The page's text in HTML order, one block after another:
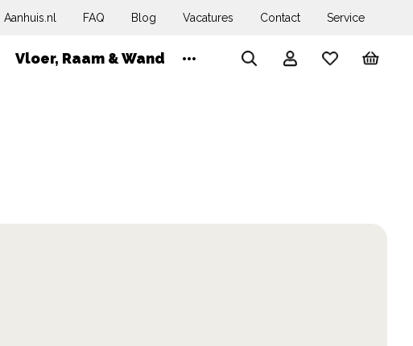
Aanhuis.nl FAQ Blog Vacatures Contact Service
Vloer, Raam & Wand Search
Account